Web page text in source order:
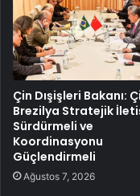
Çin Dışişleri Bakanı:
Brezilya Stratejik
Sürdürmeli ve
Koordinasyonu
Güçlendirmeli
Ağustos 7, 2026